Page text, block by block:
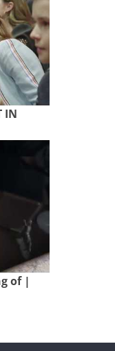
IN
of |